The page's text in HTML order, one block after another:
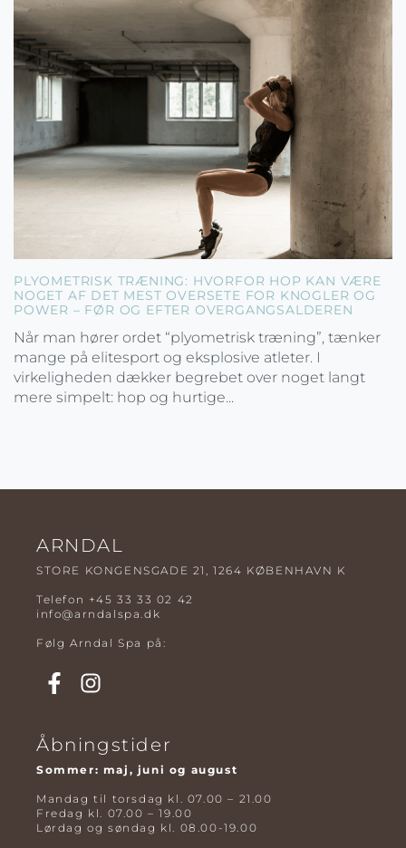
PLYOMETRISK TRÆNING: HVORFOR HOP KAN VÆRE
NOGET AF DET MEST OVERSETE FOR KNOGLER OG
POWER – FØR OG EFTER OVERGANGSALDEREN
Når man hører ordet “plyometrisk træning”, tænker
mange på elitesport og eksplosive atleter. I
virkeligheden dækker begrebet over noget langt
mere simpelt: hop og hurtige...
ARNDAL
STORE KONGENSGADE 21, 1264 KØBENHAVN K
Telefon +45 33 33 02 42
info@arndalspa.dk
Følg Arndal Spa på:
Åbningstider
Sommer: maj, juni og august
Mandag til torsdag kl. 07.00 – 21.00
Fredag kl. 07.00 – 19.00
Lørdag og søndag kl. 08.00-19.00